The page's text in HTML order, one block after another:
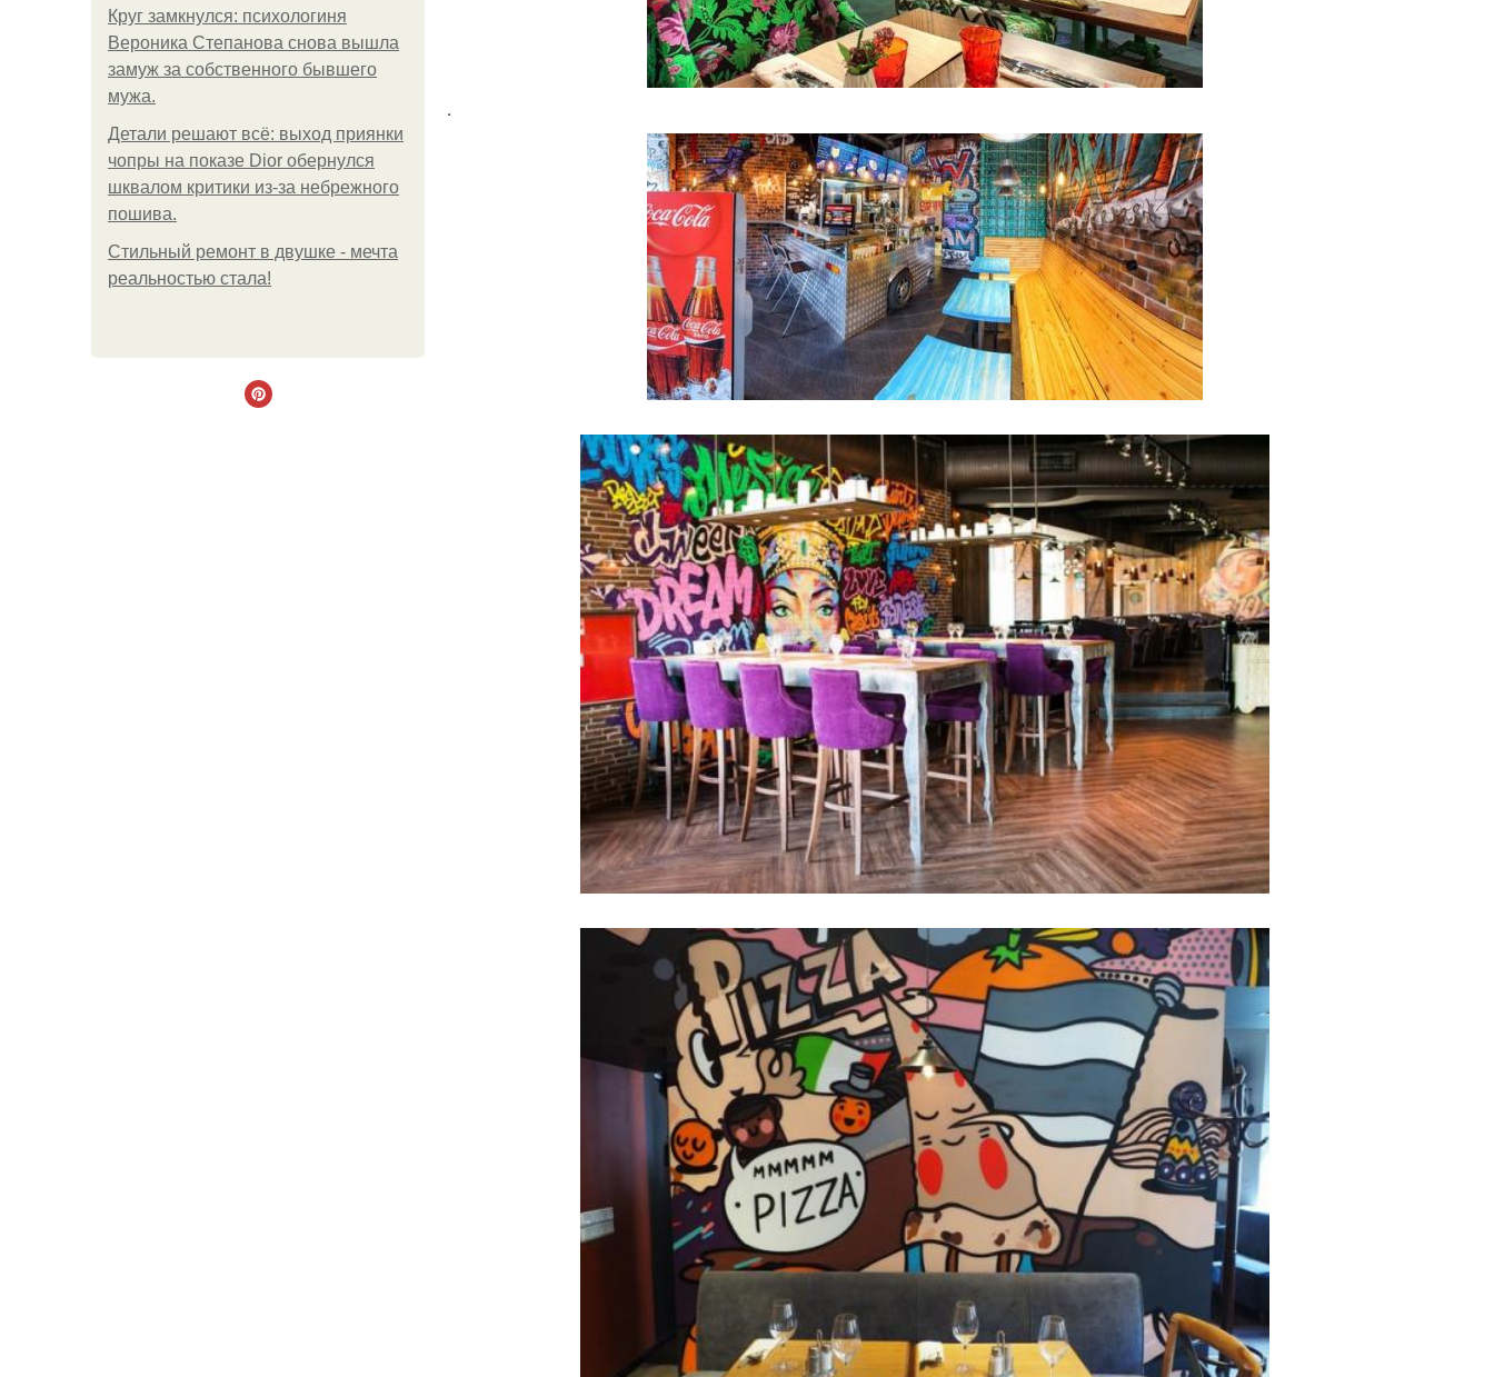
Круг замкнулся: психологиня
Вероника Степанова снова вышла
замуж за собственного бывшего
мужа.
Детали решают всё: выход приянки
чопры на показе Dior обернулся
шквалом критики из-за небрежного
пошива.
Стильный ремонт в двушке - мечта
реальностью стала!
.